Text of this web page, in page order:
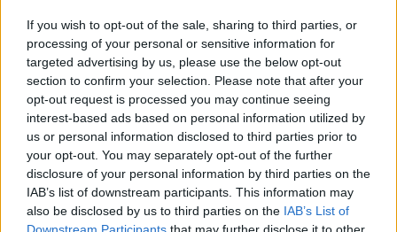
If you wish to opt-out of the sale, sharing to third parties, or
processing of your personal or sensitive information for
targeted advertising by us, please use the below opt-out
section to confirm your selection. Please note that after your
opt-out request is processed you may continue seeing
interest-based ads based on personal information utilized by
us or personal information disclosed to third parties prior to
your opt-out. You may separately opt-out of the further
disclosure of your personal information by third parties on the
IAB’s list of downstream participants. This information may
also be disclosed by us to third parties on the IAB’s List of
20:3719.03.17
Κρήτη: Ο νεκρός στο
βυθό της θάλασσας
ήταν ο επιχειρηματίας
16:0418.03.17
Χανιά: Η στιγμή που
δύτες εντοπίζουν στο
βυθό το αυτοκίνητο
του επιχειρηματία